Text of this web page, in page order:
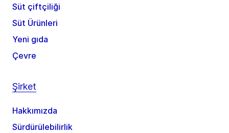
Süt çiftçiliği
Süt Ürünleri
Yeni gıda
Çevre
Şirket
Hakkımızda
Sürdürülebilirlik